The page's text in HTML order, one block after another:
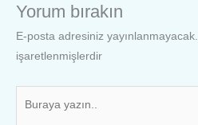
Yorum bırakın
E-posta adresiniz yayınlanmayacak.
işaretlenmişlerdir